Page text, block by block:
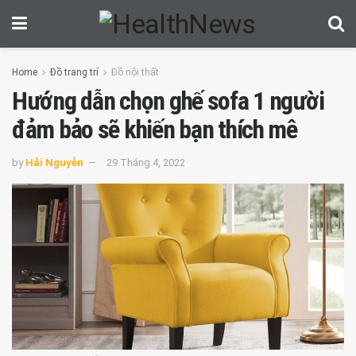
Home Đồ trang trí Đồ nội thất
Hướng dẫn chọn ghế sofa 1 người
đảm bảo sẽ khiến bạn thích mê
by Hải Nguyễn 29 Tháng 4, 2022